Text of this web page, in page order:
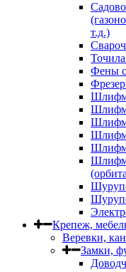
т.д.)
Фены
Крепеж,
Веревки,
Замки,